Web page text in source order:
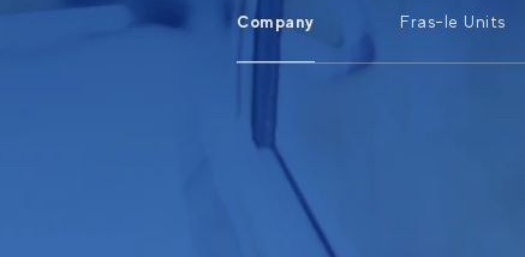
Company Fras-le Units